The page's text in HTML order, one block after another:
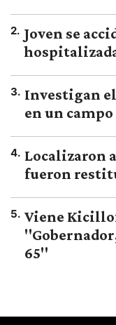
2. Joven se
3. Investigan
en un
4. Localizaron
fueron
5. Viene
65"